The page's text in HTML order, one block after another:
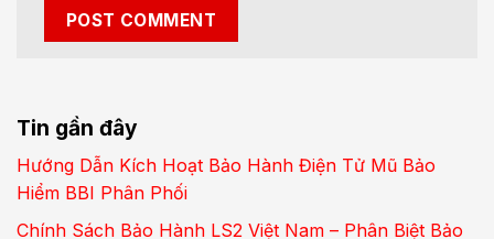
Tin gần đây
Hướng Dẫn Kích Hoạt Bảo Hành Điện Tử Mũ Bảo
Hiểm BBI Phân Phối
Chính Sách Bảo Hành LS2 Việt Nam – Phân Biệt Bảo